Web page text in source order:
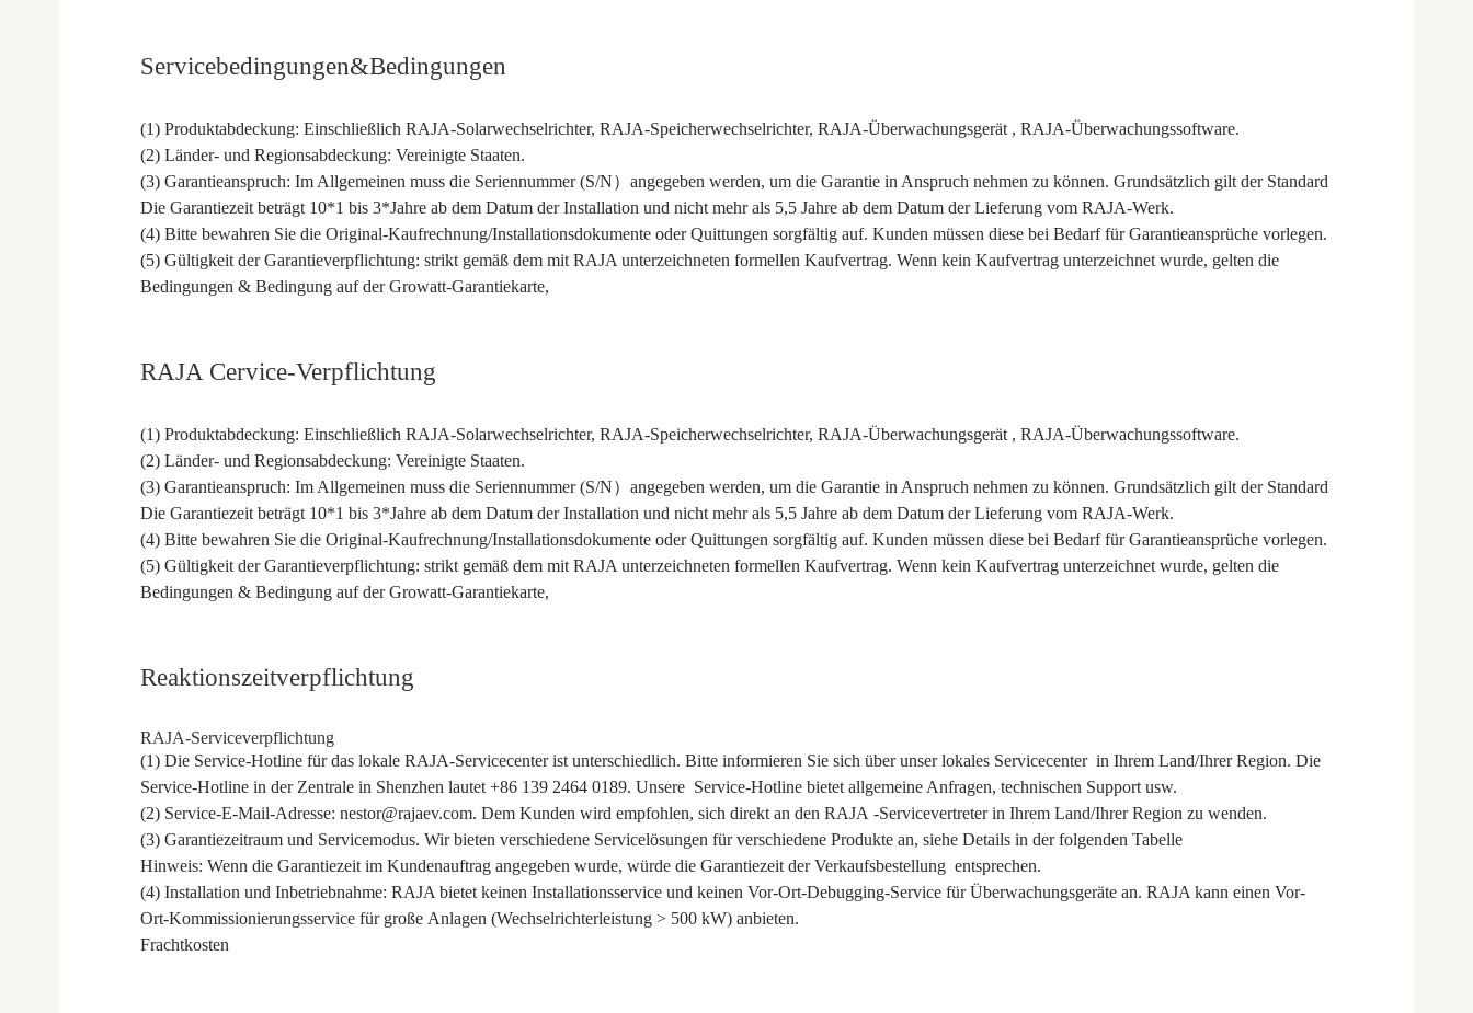
Servicebedingungen&Bedingungen
(1) Produktabdeckung: Einschließlich RAJA-Solarwechselrichter, RAJA-Speicherwechselrichter, RAJA-Überwachungsgerät , RAJA-Überwachungssoftware.
(2) Länder- und Regionsabdeckung: Vereinigte Staaten.
(3) Garantieanspruch: Im Allgemeinen muss die Seriennummer (S/N）angegeben werden, um die Garantie in Anspruch nehmen zu können. Grundsätzlich gilt der Standard
Die Garantiezeit beträgt 10*1 bis 3*Jahre ab dem Datum der Installation und nicht mehr als 5,5 Jahre ab dem Datum der Lieferung vom RAJA-Werk.
(4) Bitte bewahren Sie die Original-Kaufrechnung/Installationsdokumente oder Quittungen sorgfältig auf. Kunden müssen diese bei Bedarf für Garantieansprüche vorlegen.
(5) Gültigkeit der Garantieverpflichtung: strikt gemäß dem mit RAJA unterzeichneten formellen Kaufvertrag. Wenn kein Kaufvertrag unterzeichnet wurde, gelten die
Bedingungen & Bedingung auf der Growatt-Garantiekarte,
RAJA Cervice-Verpflichtung
(1) Produktabdeckung: Einschließlich RAJA-Solarwechselrichter, RAJA-Speicherwechselrichter, RAJA-Überwachungsgerät , RAJA-Überwachungssoftware.
(2) Länder- und Regionsabdeckung: Vereinigte Staaten.
(3) Garantieanspruch: Im Allgemeinen muss die Seriennummer (S/N）angegeben werden, um die Garantie in Anspruch nehmen zu können. Grundsätzlich gilt der Standard
Die Garantiezeit beträgt 10*1 bis 3*Jahre ab dem Datum der Installation und nicht mehr als 5,5 Jahre ab dem Datum der Lieferung vom RAJA-Werk.
(4) Bitte bewahren Sie die Original-Kaufrechnung/Installationsdokumente oder Quittungen sorgfältig auf. Kunden müssen diese bei Bedarf für Garantieansprüche vorlegen.
(5) Gültigkeit der Garantieverpflichtung: strikt gemäß dem mit RAJA unterzeichneten formellen Kaufvertrag. Wenn kein Kaufvertrag unterzeichnet wurde, gelten die
Bedingungen & Bedingung auf der Growatt-Garantiekarte,
Reaktionszeitverpflichtung
RAJA-Serviceverpflichtung
(1) Die Service-Hotline für das lokale RAJA-Servicecenter ist unterschiedlich. Bitte informieren Sie sich über unser lokales Servicecenter in Ihrem Land/Ihrer Region. Die
Service-Hotline in der Zentrale in Shenzhen lautet +86 139 2464 0189. Unsere Service-Hotline bietet allgemeine Anfragen, technischen Support usw.
(2) Service-E-Mail-Adresse: nestor@rajaev.com. Dem Kunden wird empfohlen, sich direkt an den RAJA -Servicevertreter in Ihrem Land/Ihrer Region zu wenden.
(3) Garantiezeitraum und Servicemodus. Wir bieten verschiedene Servicelösungen für verschiedene Produkte an, siehe Details in der folgenden Tabelle
Hinweis: Wenn die Garantiezeit im Kundenauftrag angegeben wurde, würde die Garantiezeit der Verkaufsbestellung entsprechen.
(4) Installation und Inbetriebnahme: RAJA bietet keinen Installationsservice und keinen Vor-Ort-Debugging-Service für Überwachungsgeräte an. RAJA kann einen Vor-
Ort-Kommissionierungsservice für große Anlagen (Wechselrichterleistung > 500 kW) anbieten.
Frachtkosten